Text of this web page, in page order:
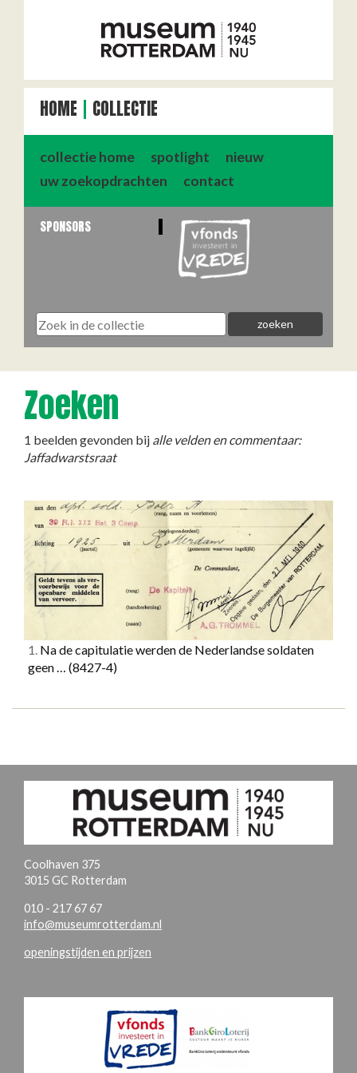
HOME COLLECTIE
collectie home spotlight
nieuw
uw zoekopdrachten
contact
SPONSORS
Zoeken
1 beelden gevonden bij alle velden en commentaar:
Jaffadwarstsraat
1. Na de capitulatie werden de Nederlandse soldaten
geen … (8427-4)
Coolhaven 375
3015 GC Rotterdam
010 - 217 67 67
info@museumrotterdam.nl
openingstijden en prijzen